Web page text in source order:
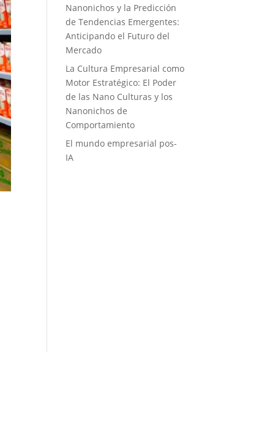
Nanonichos y la Predicción
de Tendencias Emergentes:
Anticipando el Futuro del
Mercado
La Cultura Empresarial como
Motor Estratégico: El Poder
de las Nano Culturas y los
Nanonichos de
Comportamiento
El mundo empresarial pos-
IA